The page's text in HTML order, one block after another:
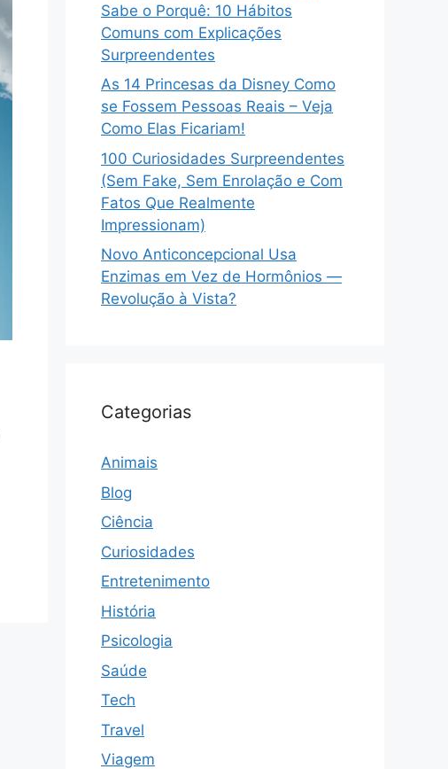
Sabe o Porquê: 10 Hábitos
Comuns com Explicações
Surpreendentes
As 14 Princesas da Disney Como
se Fossem Pessoas Reais – Veja
Como Elas Ficariam!
100 Curiosidades Surpreendentes
(Sem Fake, Sem Enrolação e Com
Fatos Que Realmente
Impressionam)
Novo Anticoncepcional Usa
Enzimas em Vez de Hormônios —
Revolução à Vista?
Categorias
Animais
Blog
Ciência
Curiosidades
Entretenimento
História
Psicologia
Saúde
Tech
Travel
Viagem